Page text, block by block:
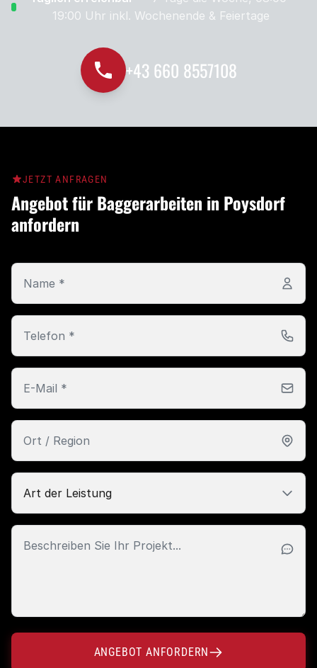
19:00 Uhr inkl. Wochenende & Feiertage
+43 660 8557108
JETZT ANFRAGEN
Angebot für Baggerarbeiten in Poysdorf
anfordern
ANGEBOT ANFORDERN